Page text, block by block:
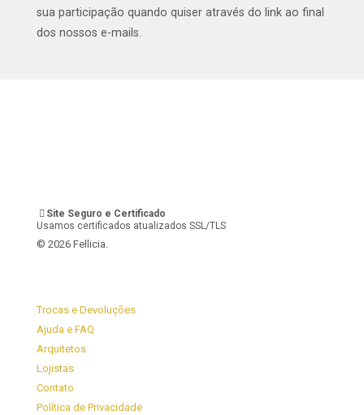
sua participação quando quiser através do link ao final
dos nossos e-mails.
Site Seguro e Certificado
Usamos certificados atualizados SSL/TLS
© 2026 Fellicia.
Trocas e Devoluções
Ajuda e FAQ
Arquitetos
Lojistas
Contato
Política de Privacidade